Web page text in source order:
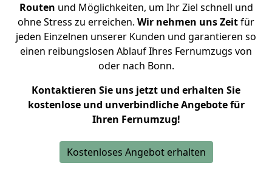
Routen und Möglichkeiten, um Ihr Ziel schnell und
ohne Stress zu erreichen. Wir nehmen uns Zeitfür
jeden Einzelnen unserer Kunden und garantieren so
einen reibungslosen Ablauf Ihres Fernumzugs von
oder nach Bonn.
Kontaktieren Sie uns jetzt und erhalten Sie
kostenlose und unverbindliche Angebote für
Ihren Fernumzug!
Kostenloses Angebot erhalten